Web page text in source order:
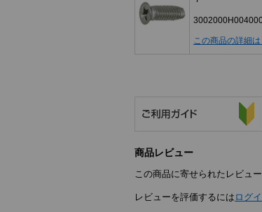
この商品の詳細は
商品レビュー
この商品に寄せられたレビュ
レビューを評価するには ログ